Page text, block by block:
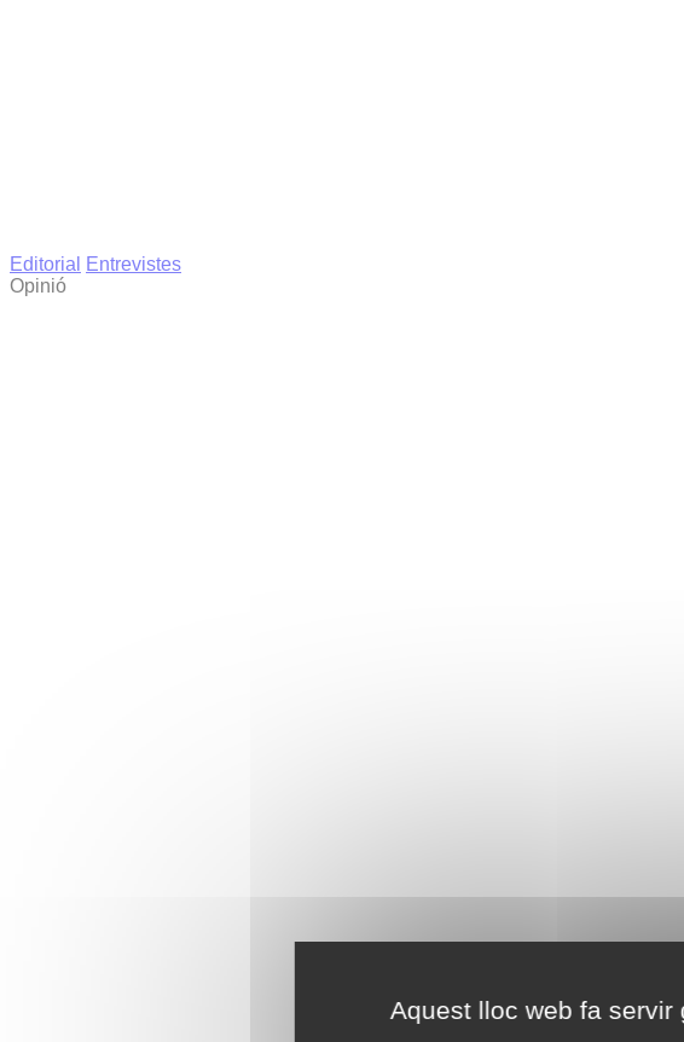
Aquest lloc web fa
Editorial
Entrevistes
Opinió